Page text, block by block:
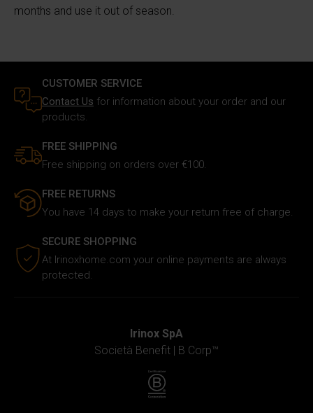
di analisi dei dati web, pubblicità e social media, i quali
potrebbero combinarle con altre informazioni che hai
fornito loro o che hanno raccolto in base al tuo utilizzo dei
loro servizi.
months and use it out of season.
CUSTOMER SERVICE
Contact Us for information about your order and our
products.
FREE SHIPPING
Free shipping on orders over €100.
FREE RETURNS
You have 14 days to make your return free of charge.
SECURE SHOPPING
At Irinoxhome.com your online payments are always
protected.
Irinox SpA
Società Benefit | B Corp™